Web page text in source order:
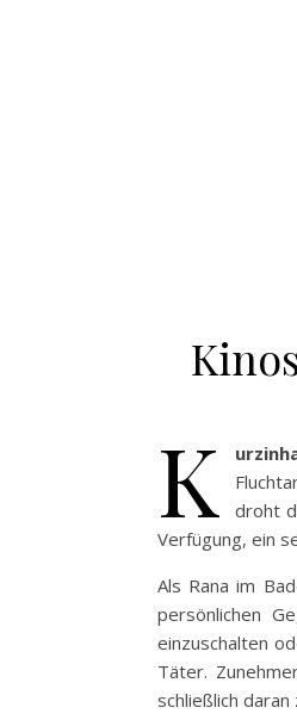
K
droht
Verfügung, ein
Als Rana im
persönlichen
einzuschalten
Täter.
schließlich